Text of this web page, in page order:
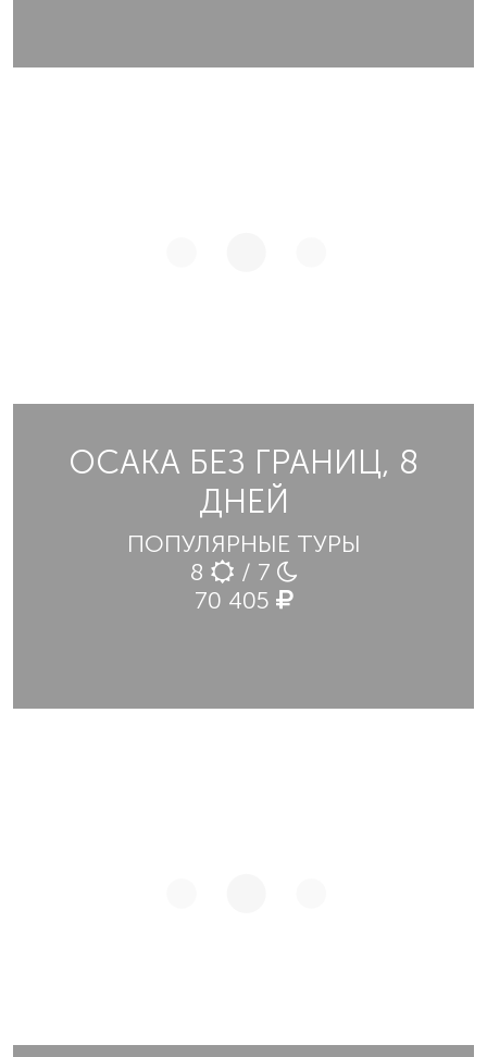
ОСАКА БЕЗ ГРАНИЦ, 8
ДНЕЙ
ПОПУЛЯРНЫЕ ТУРЫ
8
/ 7
70 405